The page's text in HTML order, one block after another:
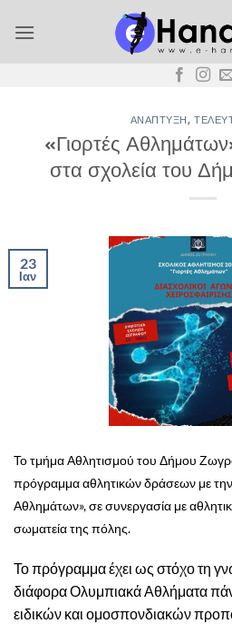
στο
ΑΝΆΠΤΥΞΗ,
«Γιορτές
στα σχολεία του
23
Ιαν
Το τμήμα Αθλητισμού του Δήμου
πρόγραμμα αθλητικών δράσεων με την
Αθλημάτων», σε συνεργασία με
σωματεία της πόλης.
Το πρόγραμμα έχει ως στόχο τη
διάφορα Ολυμπιακά Αθλήματα
ειδικών και ομοσπονδιακών